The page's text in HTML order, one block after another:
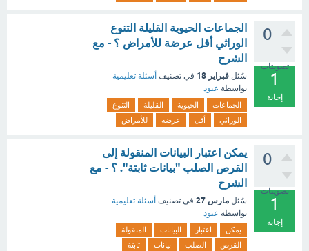
0
تصويتات
1
إجابة
الجماعات الحيوية القليلة التنوع
الوراثي أقل عرضة للأمراض ؟ - مع
الشرح
سُئل فبراير 18 في تصنيف أسئلة تعليمية
بواسطة عبود
الجماعات الحيوية القليلة
التنوع
الوراثي
أقل عرضة للأمراض
0
تصويتات
1
إجابة
يمكن اعتبار البيانات المنقولة إلى
القرص الصلب "بيانات ثابتة". ؟ - مع
الشرح
سُئل مارس 27 في تصنيف أسئلة تعليمية
بواسطة عبود
يمكن اعتبار البيانات
المنقولة
القرص
الصلب بيانات ثابتة